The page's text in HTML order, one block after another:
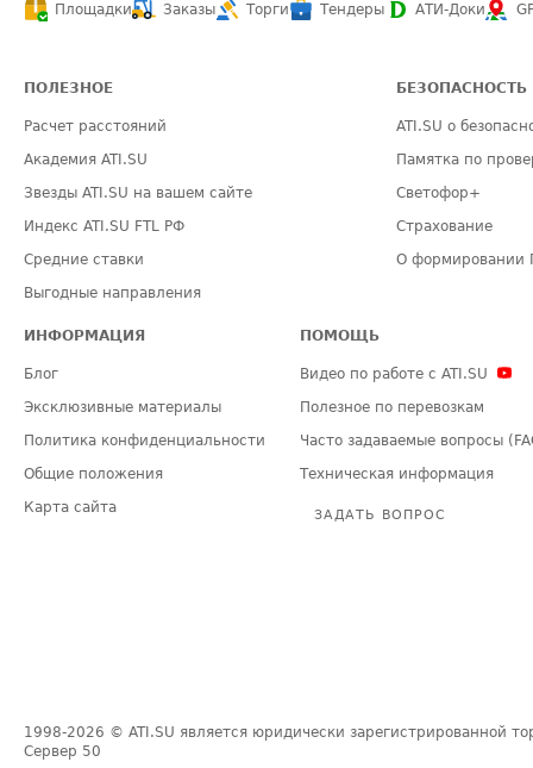
Площадки
Заказы Торги Тендеры АТИ-Доки
ПОЛЕЗНОЕ
Расчет расстояний
Академия ATI.SU
Звезды ATI.SU на вашем сайте
Индекс ATI.SU FTL РФ
Средние ставки
Выгодные направления
БЕЗОПАСНОСТЬ
ATI.SU о
Памятка по
Светофор+
Страхование
О формировании
ИНФОРМАЦИЯ
Блог
Эксклюзивные материалы
Политика конфиденциальности
Общие положения
Карта сайта
ПОМОЩЬ
Видео по работе с ATI.SU
Полезное по перевозкам
Часто задаваемые вопросы
Техническая информация
ЗАДАТЬ ВОПРОС
1998-2026 © ATI.SU является юридически зарегистрированной
Сервер 50